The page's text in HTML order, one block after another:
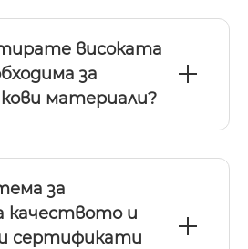
високата
за
материали?
за
качеството и
сертификати